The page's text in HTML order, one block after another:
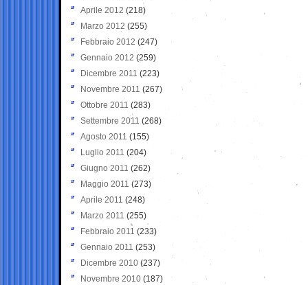
Aprile 2012 (218)
Marzo 2012 (255)
Febbraio 2012 (247)
Gennaio 2012 (259)
Dicembre 2011 (223)
Novembre 2011 (267)
Ottobre 2011 (283)
Settembre 2011 (268)
Agosto 2011 (155)
Luglio 2011 (204)
Giugno 2011 (262)
Maggio 2011 (273)
Aprile 2011 (248)
Marzo 2011 (255)
Febbraio 2011 (233)
Gennaio 2011 (253)
Dicembre 2010 (237)
Novembre 2010 (187)